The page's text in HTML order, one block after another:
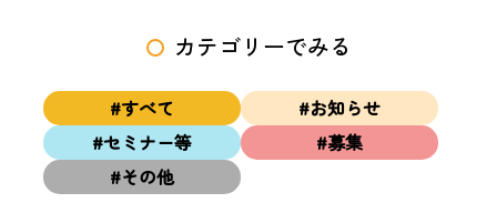
探す
こどもの居場所マップ
フードパントリーマップ
地域ネットワークの紹介
カテゴリーでみる
#すべて
#お知らせ
#セミナー等
#募集
#その他